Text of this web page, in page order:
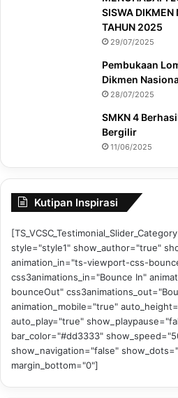
SISWA DIKMEN
TAHUN 2025
29/07/2025
Pembukaan
Dikmen
28/07/2025
SMKN 4
Bergilir
11/06/2025
Kutipan Inspirasi
style="style1" show_author="true"
animation_in="ts-viewport-css-
css3animations_in="Bounce In"
bounceOut"
animation_mobile="true"
auto_play="true"
bar_color="#dd3333"
show_navigation="false"
margin_bottom="0"]